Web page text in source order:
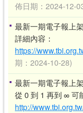
佈日期：2024-12-
最新一期電子報上
詳細內容：
https://
期：2024-10-28)
最新一期電子報上
從 0 到 1 再到 ∞ 可
http://